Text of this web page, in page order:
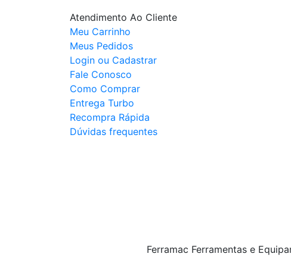
Atendimento Ao Cliente
Meu Carrinho
Meus Pedidos
Login ou Cadastrar
Fale Conosco
Como Comprar
Entrega Turbo
Recompra Rápida
Dúvidas frequentes
Ferramac Ferramentas e